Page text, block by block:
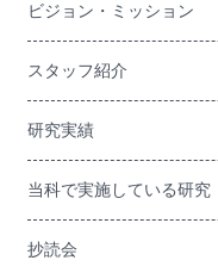
ビジョン・ミッション
スタッフ紹介
研究実績
当科で実施している研究
抄読会